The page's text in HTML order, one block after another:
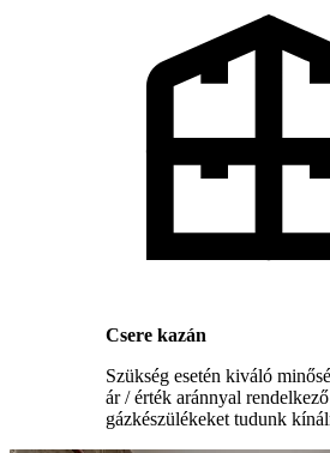
Csere kazán
Szükség esetén kiváló
ár / érték aránnyal rendelkező
gázkészülékeket tudunk